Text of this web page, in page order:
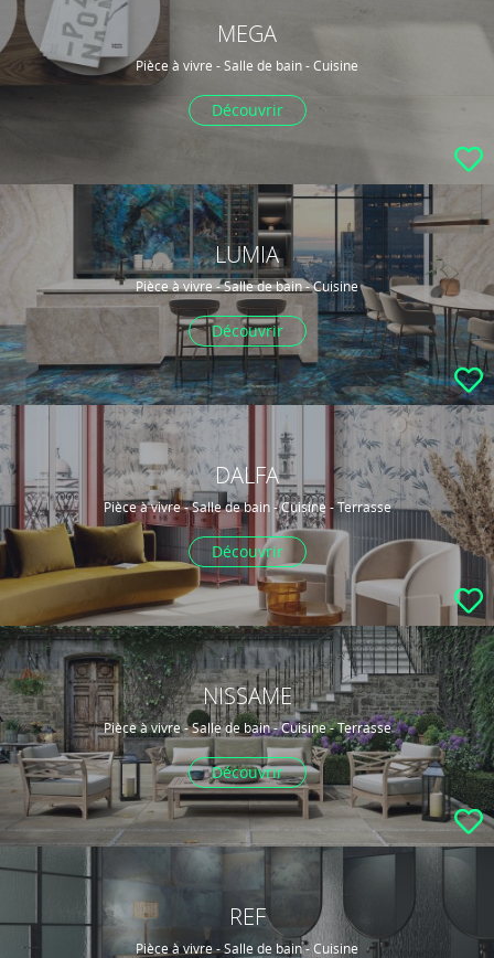
MEGA
Pièce à vivre - Salle de bain - Cuisine
Découvrir
LUMIA
Pièce à vivre - Salle de bain - Cuisine
Découvrir
DALFA
Pièce à vivre - Salle de bain - Cuisine - Terrasse
Découvrir
NISSAME
Pièce à vivre - Salle de bain - Cuisine - Terrasse
Découvrir
REF
Pièce à vivre - Salle de bain - Cuisine